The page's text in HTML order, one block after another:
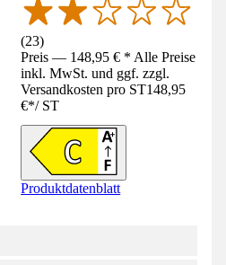
(23)
Preis — 148,95 € * Alle Preise
inkl. MwSt. und ggf. zzgl.
Versandkosten pro ST148,95
€*/ ST
Produktdatenblatt